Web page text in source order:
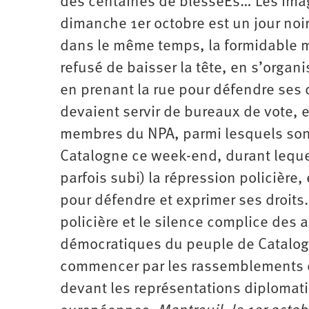
d’été
dimanche 1er octobre est un jour
dans le même temps, la formidable
refusé de baisser la tête, en
en prenant la rue pour défendre
devaient servir de bureaux de vote,
membres du NPA, parmi lesquels
Catalogne ce week-end, durant
parfois subi) la répression
pour défendre et exprimer ses
policière et le silence complice des
démocratiques du peuple de
commencer par les
devant les représentations